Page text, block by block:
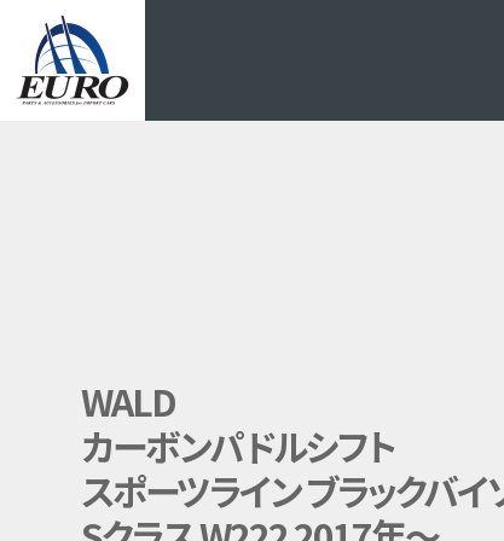
WALD
カーボンパドルシフト
スポーツライン ブラックバイ